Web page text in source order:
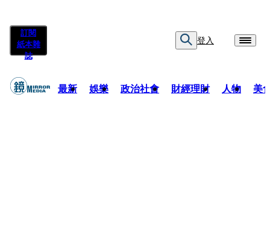
訂閱
紙本雜
誌
登入
最新 娛樂 政治社會 財經理財 人物 美